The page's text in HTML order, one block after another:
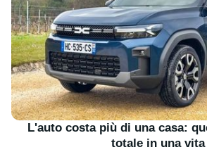
L'auto costa più di una casa:
totale in una vita